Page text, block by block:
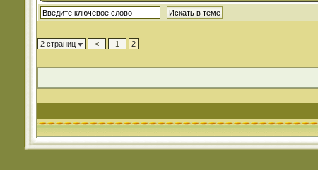
2 страниц < 1 2